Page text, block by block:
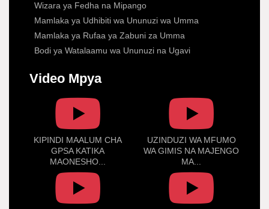
Wizara ya Fedha na Mipango
Mamlaka ya Udhibiti wa Ununuzi wa Umma
Mamlaka ya Rufaa ya Zabuni za Umma
Bodi ya Watalaamu wa Ununuzi na Ugavi
Video Mpya
KIPINDI MAALUM CHA
GPSA KATIKA
MAONESHO...
UZINDUZI WA MFUMO
WA GIMIS NA MAJENGO
MA...